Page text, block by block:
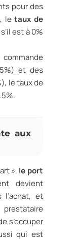
pour des
letaux de
est à 0%
et des
le taux de
aux
», le port
devient
l’achat, et
s’occuper
qui est